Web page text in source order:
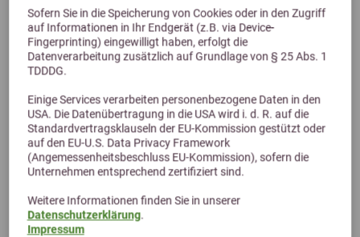
Sofern Sie in die Speicherung von Cookies oder in den Zugriff
auf Informationen in Ihr Endgerät (z.B. via Device-
Fingerprinting) eingewilligt haben, erfolgt die
Datenverarbeitung zusätzlich auf Grundlage von § 25 Abs. 1
TDDDG.
Einige Services verarbeiten personenbezogene Daten in den
USA. Die Datenübertragung in die USA wird i. d. R. auf die
Standardvertragsklauseln der EU-Kommission gestützt oder
auf den EU-U.S. Data Privacy Framework
(Angemessenheitsbeschluss EU-Kommission), sofern die
Unternehmen entsprechend zertifiziert sind.
Weitere Informationen finden Sie in unserer
Datenschutzerklärung.
Impressum
339,99 €
Alternative Produkte